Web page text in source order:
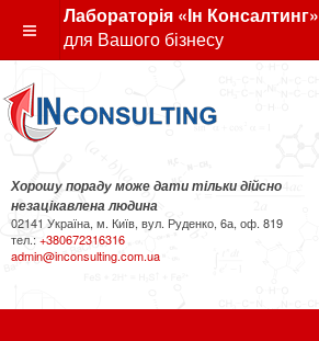
Лабораторія «Ін Консалтинг»
для Вашого бізнесу
Хорошу пораду може дати тільки дійсно
незацікавлена людина
02141 Україна, м. Київ, вул. Руденко, 6а, оф. 819
тел.: +380672316316
admin@inconsulting.com.ua